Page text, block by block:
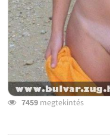
7459megtekintés